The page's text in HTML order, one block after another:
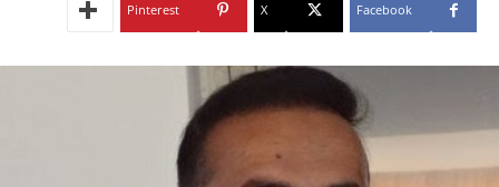
Facebook
X
Pinterest